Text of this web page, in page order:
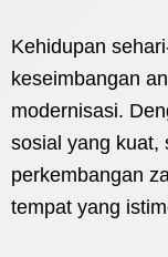
Kehidupan
keseimbangan
modernisasi.
sosial yang kuat,
perkembangan
tempat yang